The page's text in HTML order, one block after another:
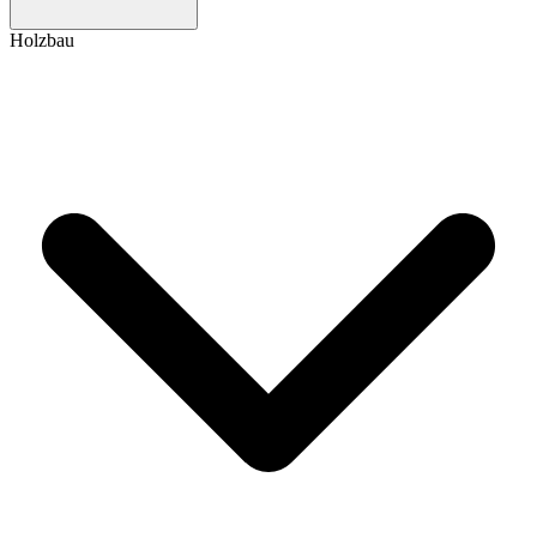
Holzbau